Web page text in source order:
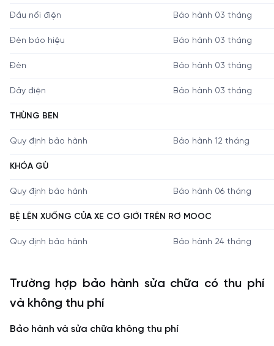
Đầu nối điện Bảo hành 03 tháng
Đèn báo hiệu Bảo hành 03 tháng
Đèn Bảo hành 03 tháng
Dây điện Bảo hành 03 tháng
THÙNG BEN
Quy định bảo hành Bảo hành 12 tháng
KHÓA GÙ
Quy định bảo hành Bảo hành 06 tháng
BỆ LÊN XUỐNG CỦA XE CƠ GIỚI TRÊN RƠ MOOC
Quy định bảo hành Bảo hành 24 tháng
Trường hợp bảo hành sửa chữa có thu phí
và không thu phí
Bảo hành và sửa chữa không thu phí